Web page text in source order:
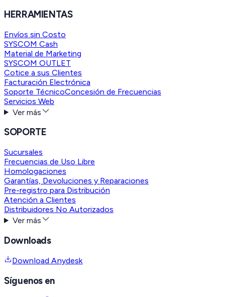
HERRAMIENTAS
Envíos sin Costo
SYSCOM Cash
Material de Marketing
SYSCOM OUTLET
Cotice a sus Clientes
Facturación Electrónica
Soporte TécnicoConcesión de Frecuencias
Servicios Web
Ver más
SOPORTE
Sucursales
Frecuencias de Uso Libre
Homologaciones
Garantías, Devoluciones y Reparaciones
Pre-registro para Distribución
Atención a Clientes
Distribuidores No Autorizados
Ver más
Downloads
Download Anydesk
Síguenos en